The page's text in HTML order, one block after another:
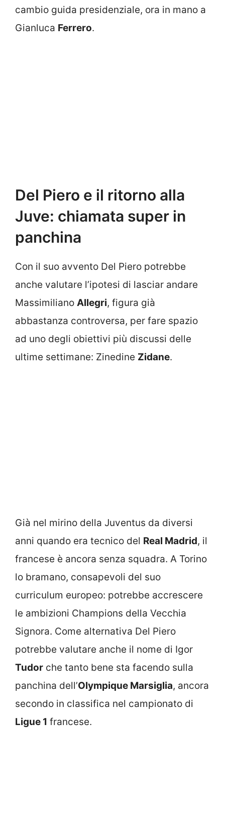
cambio guida presidenziale, ora in mano a
Gianluca Ferrero.
Del Piero e il ritorno alla
Juve: chiamata super in
panchina
Con il suo avvento Del Piero potrebbe
anche valutare l’ipotesi di lasciar andare
Massimiliano Allegri, figura già
abbastanza controversa, per fare spazio
ad uno degli obiettivi più discussi delle
ultime settimane: Zinedine Zidane.
Già nel mirino della Juventus da diversi
anni quando era tecnico del Real Madrid, il
francese è ancora senza squadra. A Torino
lo bramano, consapevoli del suo
curriculum europeo: potrebbe accrescere
le ambizioni Champions della Vecchia
Signora. Come alternativa Del Piero
potrebbe valutare anche il nome di Igor
Tudor che tanto bene sta facendo sulla
panchina dell’Olympique Marsiglia, ancora
secondo in classifica nel campionato di
Ligue 1 francese.